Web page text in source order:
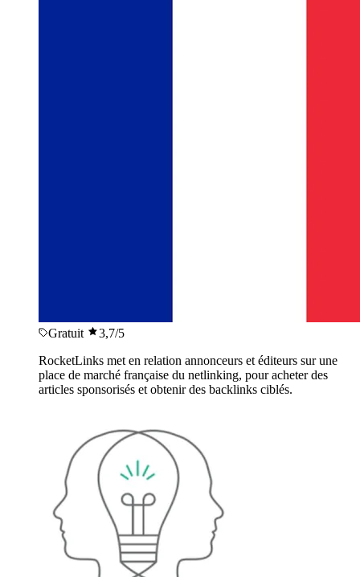
Gratuit 3,7/5
RocketLinks met en relation annonceurs et éditeurs sur une
place de marché française du netlinking, pour acheter des
articles sponsorisés et obtenir des backlinks ciblés.